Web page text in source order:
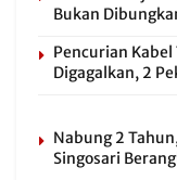
Bukan
Pencurian
Digagalkan, 2
Nabung 2
Singosari